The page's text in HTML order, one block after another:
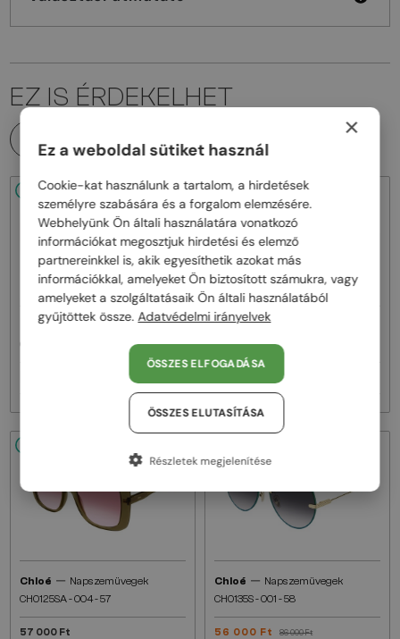
EZ IS ÉRDEKELHET
48/72
Chloé — Napszemüvegek
CH0081S - 002 - 55
48/72
Chloé—Napszemüvegek
CH0082S - 005 - 57
Chloé — Napszemüvegek
CH0125SA - 004 - 57
57 000 Ft
Chloé — Napszemüvegek
CH0135S - 001 - 58
56 000 Ft 86 000 Ft
×
Ez a weboldal sütiket használ
Cookie-kat használunk a tartalom, a hirdetések
személyre szabására és a forgalom elemzésére.
Webhelyünk Ön általi használatára vonatkozó
információkat megosztjuk hirdetési és elemző
partnereinkkel is, akik egyesíthetik azokat más
információkkal, amelyeket Ön biztosított számukra, vagy
amelyeket a szolgáltatásaik Ön általi használatából
gyűjtöttek össze.Adatvédelmi irányelvek
ÖSSZES ELFOGADÁSA
ÖSSZES ELUTASÍTÁSA
Részletek megjelenítése